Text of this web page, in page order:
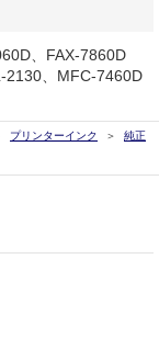
、FAX-7860D
2130、MFC-7460D
プリンターインク
純正